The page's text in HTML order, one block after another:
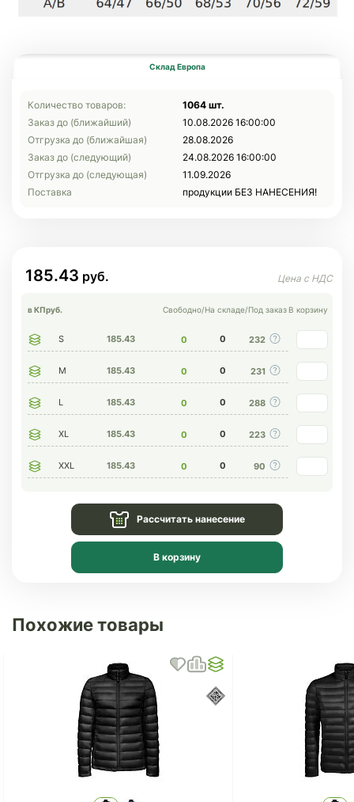
Склад Европа
Количество товаров:
1064 шт.
Заказ до (ближайший)
10.08.2026 16:00:00
Отгрузка до (ближайшая)
28.08.2026
Заказ до (следующий)
24.08.2026 16:00:00
Отгрузка до (следующая)
11.09.2026
Поставка
продукции БЕЗ НАНЕСЕНИЯ!
185.43
в КПруб. Свободно/На складе/Под заказ В корзину
S 185.43 0 0 232
M 185.43 0 0 231
L 185.43 0 0 288
XL 185.43 0 0 223
XXL 185.43 0 0 90
Рассчитать нанесение
В корзину
Похожие товары